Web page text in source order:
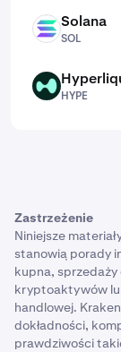
SOL Solana
SOL
HYPE
HYPE
Zastrzeżenie
Niniejsze
stanowią porady
kupna,
kryptoaktywów
handlowej.
dokładności,
prawdziwości